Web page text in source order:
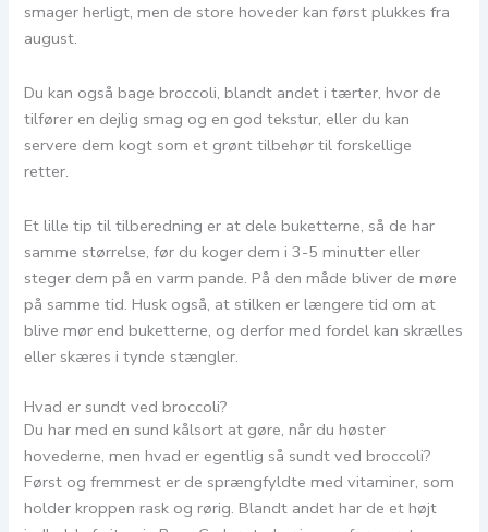
smager herligt, men de store hoveder kan først plukkes fra
august.
Du kan også bage broccoli, blandt andet i tærter, hvor de
tilfører en dejlig smag og en god tekstur, eller du kan
servere dem kogt som et grønt tilbehør til forskellige
retter.
Et lille tip til tilberedning er at dele buketterne, så de har
samme størrelse, før du koger dem i 3-5 minutter eller
steger dem på en varm pande. På den måde bliver de møre
på samme tid. Husk også, at stilken er længere tid om at
blive mør end buketterne, og derfor med fordel kan skrælles
eller skæres i tynde stængler.
Hvad er sundt ved broccoli?
Du har med en sund kålsort at gøre, når du høster
hovederne, men hvad er egentlig så sundt ved broccoli?
Først og fremmest er de sprængfyldte med vitaminer, som
holder kroppen rask og rørig. Blandt andet har de et højt